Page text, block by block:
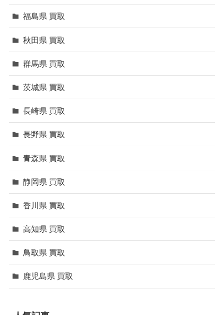
福島県 買取
秋田県 買取
群馬県 買取
茨城県 買取
長崎県 買取
長野県 買取
青森県 買取
静岡県 買取
香川県 買取
高知県 買取
鳥取県 買取
鹿児島県 買取